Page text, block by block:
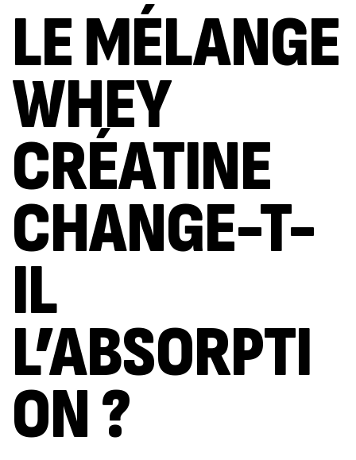
LE MÉLANGE
WHEY
CRÉATINE
CHANGE-T-
IL
L’ABSORPTI
ON ?